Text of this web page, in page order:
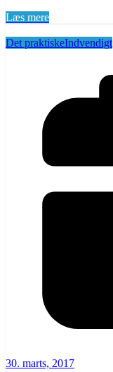
Læs mere
Det praktiskeIndvendigt
30. marts, 2017